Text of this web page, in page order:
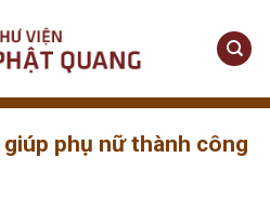
giúp phụ nữ thành công